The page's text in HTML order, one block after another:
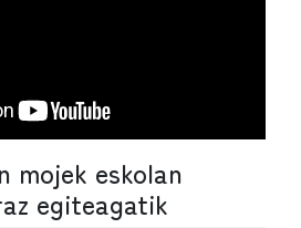
mojek eskolan
egiteagatik